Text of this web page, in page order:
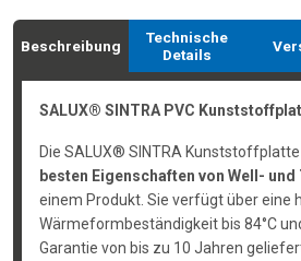
Beschreibung
Technische
Details
SALUX® SINTRA PVC
Die SALUX® SINTRA Kunststoffplatte
besten Eigenschaften von Well-
einem Produkt. Sie verfügt über eine
Wärmeformbeständigkeit bis 84°C
Garantie von bis zu 10 Jahren